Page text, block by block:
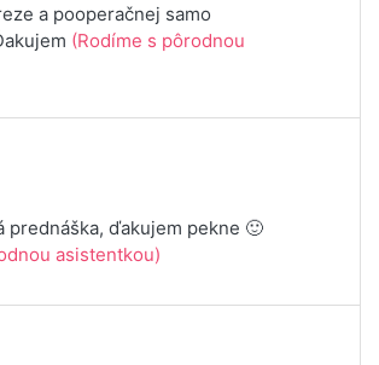
a pooperačnej samo
(Rodíme s pôrodnou
prednáška, ďakujem pekne 🙂
asistentkou)